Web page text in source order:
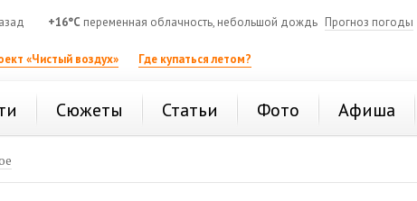
+16°C переменная облачность, небольшой дождь Прогноз погоды
«Чистый воздух» Где купаться летом?
Сюжеты Статьи Фото Афиша